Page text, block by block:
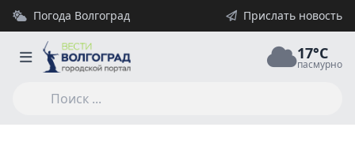
Погода Волгоград Прислать новость
17°C
пасмурно